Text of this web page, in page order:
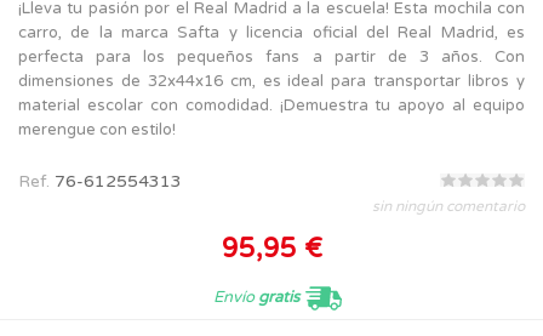
¡Lleva tu pasión por el Real Madrid a la escuela! Esta mochila con
carro, de la marca Safta y licencia oficial del Real Madrid, es
perfecta para los pequeños fans a partir de 3 años. Con
dimensiones de 32x44x16 cm, es ideal para transportar libros y
material escolar con comodidad. ¡Demuestra tu apoyo al equipo
merengue con estilo!
Ref. 76-612554313
sin ningún comentario
95,95 €
Envíogratis